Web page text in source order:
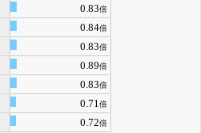
0.83倍
0.84倍
0.83倍
0.89倍
0.83倍
0.71倍
0.72倍